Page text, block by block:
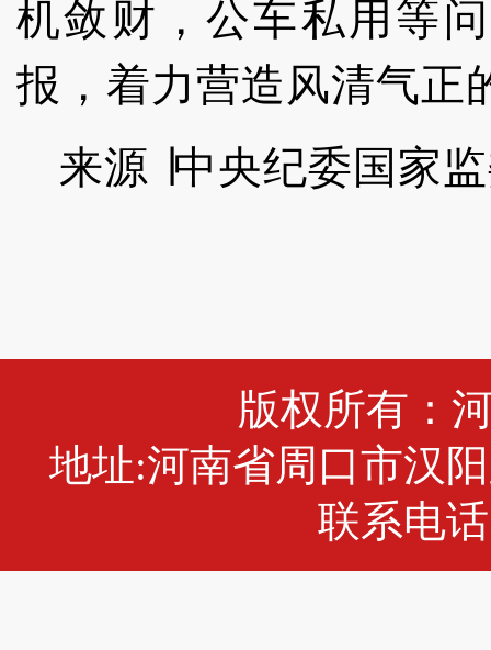
机敛财，公车私用等
报，着力营造风清气正
来源 ∣中央纪委国家
版权所有：
地址:河南省周口市汉
联系电